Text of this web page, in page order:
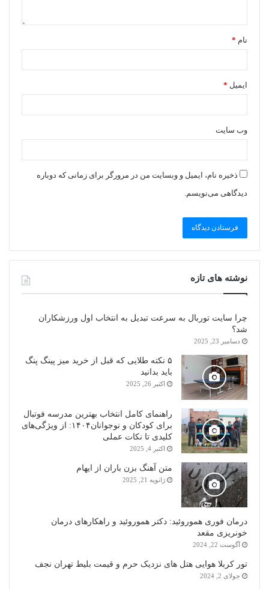
نام *
ایمیل *
وب‌ سایت
ذخیره نام، ایمیل و وبسایت من در مرورگر برای زمانی که دوباره
دیدگاهی می‌نویسم.
نوشته های تازه
چرا سایت توربال به ‌سرعت تبدیل به انتخاب اول ورزشکاران
شد؟
دسامبر 23, 2025
۵ نکته طلایی که قبل از خرید میز پینگ پنگ
باید بدانید
اکتبر 26, 2025
راهنمای کامل انتخاب بهترین مدرسه فوتبال
برای کودکان و نوجوانان۱۴۰۴: از ویژگی‌های
کلیدی تا نکات عملی
اکتبر 4, 2025
متن آهنگ بزن باران از ایهام
ژانویه 21, 2025
درمان فوری هموروئید: دکتر هموروئید و راهکارهای درمان
خونریزی مقعد
آگوست 22, 2024
تور کربلا هوایی هتل های نزدیک حرم و قیمت بلیط تهران نجف
جولای 2, 2024